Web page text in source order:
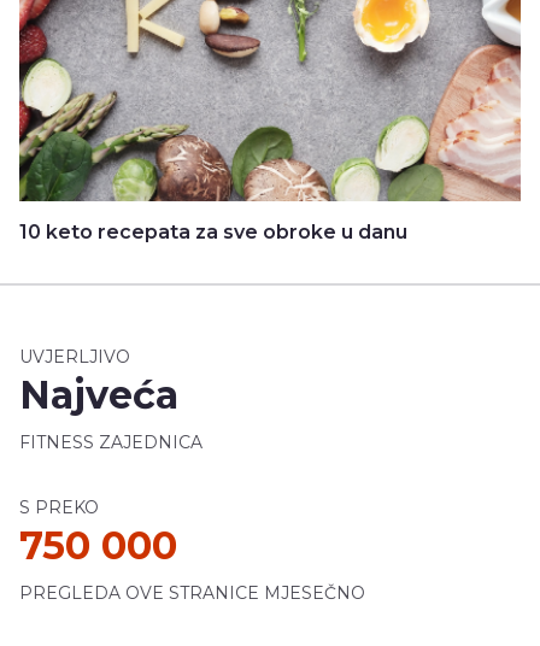
10 keto recepata za sve obroke u danu
UVJERLJIVO
Najveća
FITNESS ZAJEDNICA
S PREKO
750 000
PREGLEDA OVE STRANICE MJESEČNO